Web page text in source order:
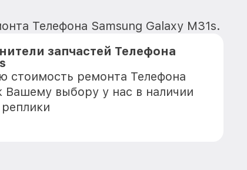
Телефона Samsung Galaxy M31s.
запчастей Телефона
стоимость ремонта Телефона
Вашему выбору у нас в наличии